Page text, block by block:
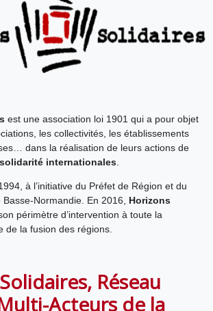
est une association loi 1901 qui a pour objet
les collectivités, les établissements
dans la réalisation de leurs actions de
internationales.
à l’initiative du Préfet de Région et du
Normandie. En 2016, Horizons
périmètre d’intervention à toute la
de la fusion des régions.
Réseau
Acteurs de la